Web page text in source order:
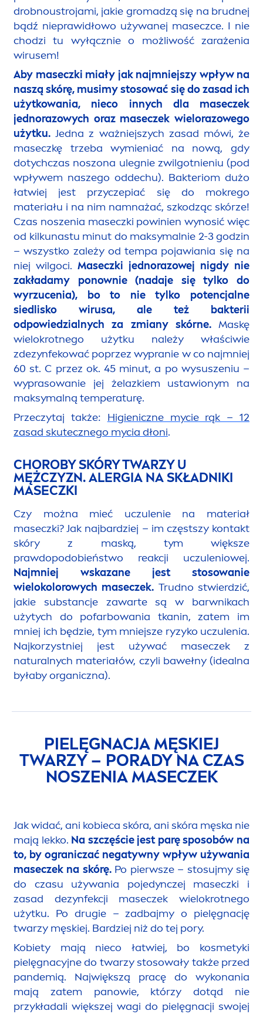
drobnoustrojami, jakie gromadzą się na brudnej
bądź nieprawidłowo używanej maseczce. I nie
chodzi tu wyłącznie o możliwość zarażenia
wirusem!
Aby maseczki miały jak najmniejszy wpływ na
naszą skórę, musimy stosować się do zasad ich
użytkowania, nieco innych dla maseczek
jednorazowych oraz maseczek wielorazowego
użytku.Jedna z ważniejszych zasad mówi, że
maseczkę trzeba wymieniać na nową, gdy
dotychczas noszona ulegnie zwilgotnieniu (pod
wpływem naszego oddechu). Bakteriom dużo
łatwiej jest przyczepiać się do mokrego
materiału i na nim namnażać, szkodząc skórze!
Czas noszenia maseczki powinien wynosić więc
od kilkunastu minut do maksymalnie 2-3 godzin
– wszystko zależy od tempa pojawiania się na
niej wilgoci. Maseczki jednorazowej nigdy nie
zakładamy ponownie (nadaje się tylko do
wyrzucenia), bo to nie tylko potencjalne
siedlisko wirusa, ale też bakterii
odpowiedzialnych za zmiany skórne.Maskę
wielokrotnego użytku należy właściwie
zdezynfekować poprzez wypranie w co najmniej
60 st. C przez ok. 45 minut, a po wysuszeniu –
wyprasowanie jej żelazkiem ustawionym na
maksymalną temperaturę.
Przeczytaj także: Higieniczne mycie rąk – 12
zasad skutecznego mycia dłoni.
CHOROBY SKÓRY TWARZY U
MĘŻCZYZN. ALERGIA NA SKŁADNIKI
MASECZKI
Czy można mieć uczulenie na materiał
maseczki? Jak najbardziej – im częstszy kontakt
skóry z maską, tym większe
prawdopodobieństwo reakcji uczuleniowej.
Najmniej wskazane jest stosowanie
wielokolorowych maseczek. Trudno stwierdzić,
jakie substancje zawarte są w barwnikach
użytych do pofarbowania tkanin, zatem im
mniej ich będzie, tym mniejsze ryzyko uczulenia.
Najkorzystniej jest używać maseczek z
naturalnych materiałów, czyli bawełny (idealna
byłaby organiczna).
PIELĘGNACJA MĘSKIEJ
TWARZY – PORADY NA CZAS
NOSZENIA MASECZEK
Jak widać, ani kobieca skóra, ani skóra męska nie
mają lekko. Na szczęście jest parę sposobów na
to, by ograniczać negatywny wpływ używania
maseczek na skórę. Po pierwsze – stosujmy się
do czasu używania pojedynczej maseczki i
zasad dezynfekcji maseczek wielokrotnego
użytku. Po drugie – zadbajmy o pielęgnację
twarzy męskiej. Bardziej niż do tej pory.
Kobiety mają nieco łatwiej, bo kosmetyki
pielęgnacyjne do twarzy stosowały także przed
pandemią. Największą pracę do wykonania
mają zatem panowie, którzy dotąd nie
przykładali większej wagi do pielęgnacji swojej